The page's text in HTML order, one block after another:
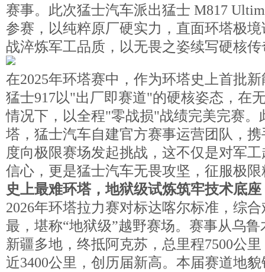
赛事。此次猛士汽车派出猛士 M817
参赛，以纯粹原厂硬实力，直面环塔极
战淬炼军工品质，以无畏之姿续写硬核传
在2025年环塔赛中，作为环塔史上首批
猛士917以"出厂即赛道"的硬核姿态，在
情况下，以全程"零战损"战绩完美完赛。
塔，猛士汽车自建官方赛事运营团队，
度向极限赛场发起挑战，这不仅是对军
信心，更是猛士汽车无畏攻坚，征服极
史上最难环塔，地狱级试炼筑牢技术底座
2026年环塔拉力赛对标达喀尔标准，综
最，堪称“地狱级”越野赛场。赛事从乌
新疆多地，终抵阿克苏，总里程7500公
近3400公里，创历届新高。本届赛道地